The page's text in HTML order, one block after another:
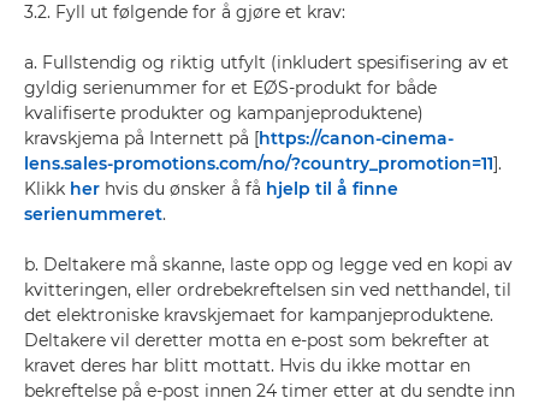
3.2. Fyll ut følgende for å gjøre et krav:
a. Fullstendig og riktig utfylt (inkludert spesifisering av et
gyldig serienummer for et EØS-produkt for både
kvalifiserte produkter og kampanjeproduktene)
kravskjema på Internett på [https://canon-cinema-
lens.sales-promotions.com/no/?country_promotion=11].
Klikk her hvis du ønsker å få hjelp til å finne
serienummeret.
b. Deltakere må skanne, laste opp og legge ved en kopi av
kvitteringen, eller ordrebekreftelsen sin ved netthandel, til
det elektroniske kravskjemaet for kampanjeproduktene.
Deltakere vil deretter motta en e-post som bekrefter at
kravet deres har blitt mottatt. Hvis du ikke mottar en
bekreftelse på e-post innen 24 timer etter at du sendte inn